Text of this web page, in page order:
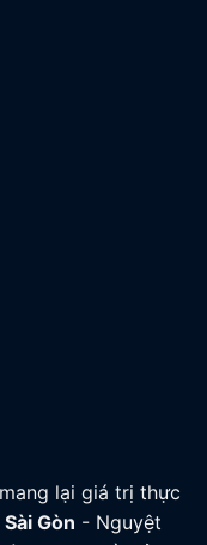
lại giá trị thực
Sài Gòn - Nguyệt